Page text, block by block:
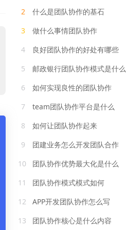
2
什么是团队协作的基石
3
做什么事情团队协作
4
良好团队协作的好处有哪些
5
邮政银行团队协作模式是什么
6
如何实现良性的团队协作
7
team团队协作平台是什么
8
如何让团队协作起来
9
团建业务怎么开发团队合作
10
团队协作优势最大化是什么
11
团队协作模式模式如何
12
APP开发团队协作怎么写
13
团队协作核心是什么内容